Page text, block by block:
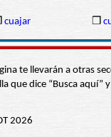
cuajar ❒
te llevarán a otras
que dice “Busca
2026